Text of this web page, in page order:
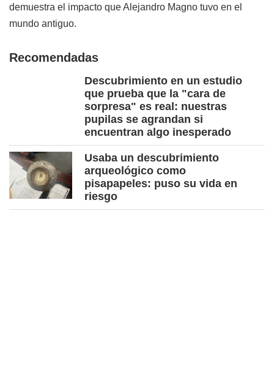
demuestra el impacto que Alejandro Magno tuvo en el
mundo antiguo.
Recomendadas
Descubrimiento en un estudio
que prueba que la "cara de
sorpresa" es real: nuestras
pupilas se agrandan si
encuentran algo inesperado
Usaba un descubrimiento
arqueológico como
pisapapeles: puso su vida en
riesgo